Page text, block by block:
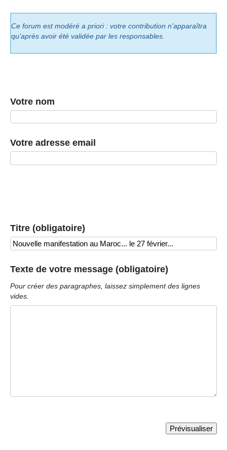
Ce forum est modéré a priori : votre contribution n’apparaîtra
qu’après avoir été validée par les responsables.
Votre nom
Votre adresse email
Titre (obligatoire)
Texte de votre message (obligatoire)
Pour créer des paragraphes, laissez simplement des lignes
vides.